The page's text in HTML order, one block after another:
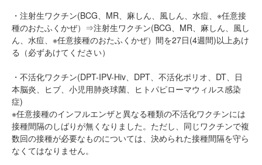
・注射生ワクチン(BCG、MR、麻しん、風しん、水痘、※任意接
種のおたふくかぜ）⇒注射生ワクチン(BCG、MR、麻しん、風し
ん、水痘、※任意接種のおたふくかぜ）間を27日(4週間)以上あけ
る（必ずあけてください）
・不活化ワクチン(DPT-IPV-Hiv、DPT、不活化ポリオ、DT、日
本脳炎、ヒブ、小児用肺炎球菌、ヒトパピローマウィルス感染
症)
※任意接種のインフルエンザと異なる種類の不活化ワクチンには
接種間隔のしばりが無くなりました。ただし、同じワクチンで複
数回の接種が必要なものについては、決められた接種間隔を守ら
なくてはなりません。